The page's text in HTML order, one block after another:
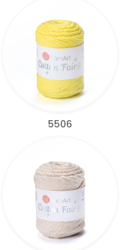
5506